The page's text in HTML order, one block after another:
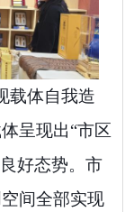
载体自我造
呈现出“市区
好态势。市
间全部实现